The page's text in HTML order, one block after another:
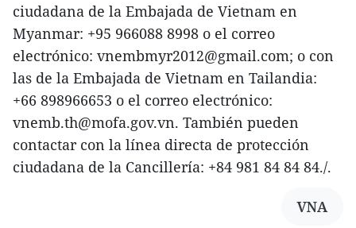
ciudadana de la Embajada de Vietnam en
Myanmar: +95 966088 8998 o el correo
electrónico: vnembmyr2012@gmail.com; o con
las de la Embajada de Vietnam en Tailandia:
+66 898966653 o el correo electrónico:
vnemb.th@mofa.gov.vn. También pueden
contactar con la línea directa de protección
ciudadana de la Cancillería: +84 981 84 84 84./.
VNA